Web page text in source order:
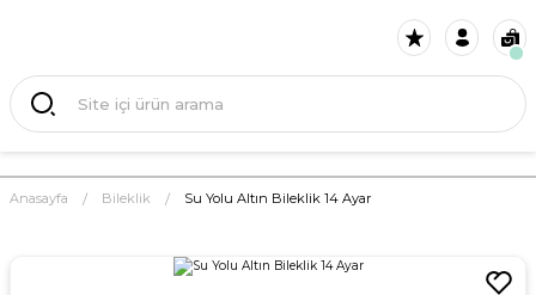
Anasayfa Bileklik Su Yolu Altın Bileklik 14 Ayar